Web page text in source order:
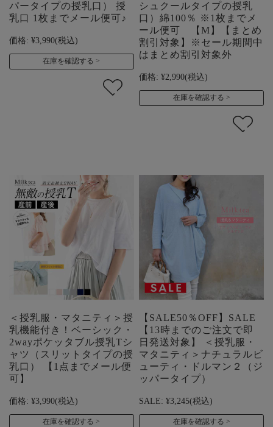
パータイプの授乳口） 授
乳口 1枚までメール便可♪
価格: ¥3,990(税込)
在庫を確認する
シュクールタイプの授乳
口）綿100％ ※1枚までメ
ール便可 【M】【まとめ
割引対象】※セール期間中
はまとめ割引対象外
価格: ¥2,990(税込)
在庫を確認する
＜授乳服・マタニティ＞授
乳機能付き！ベーシック・
2wayポケッタブル授乳Tシ
ャツ（スリットタイプの授
乳口） 【1点までメール便
可】
価格: ¥3,990(税込)
在庫を確認する
【SALE50％OFF】SALE
【13時までのご注文で即
日発送対象】 ＜授乳服・
マタニティ＞ナチュラルビ
ューティ・ドルマン２（ジ
ッパータイプ）
SALE: ¥3,245(税込)
在庫を確認する